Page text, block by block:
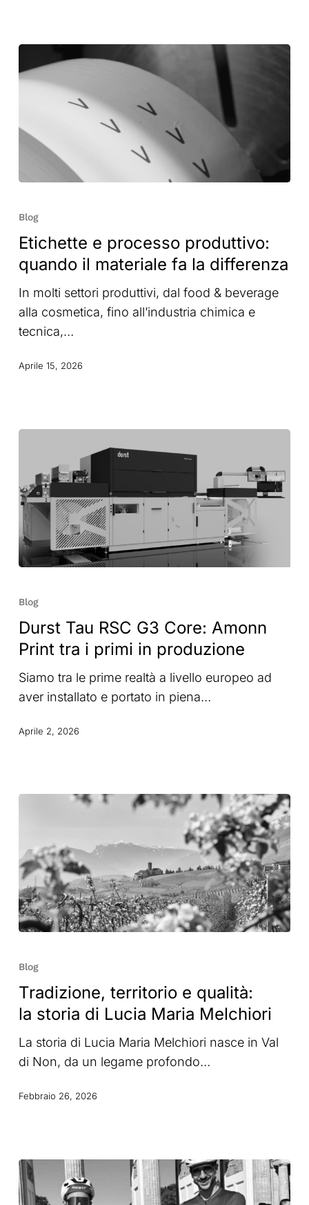
e
produttivo:
quando
il
materiale
fa
differenza
Blog
Etichette e processo produttivo:
quando il materiale fa la differenza
In molti settori produttivi, dal food & beverage
alla cosmetica, fino all’industria chimica e
tecnica,…
Aprile 15, 2026
Tau
G3
Core:
Amonn
Print
i
Blog
Durst Tau RSC G3 Core: Amonn
Print tra i primi in produzione
Siamo tra le prime realtà a livello europeo ad
aver installato e portato in piena…
Aprile 2, 2026
territorio
qualità:
la
storia
di
Maria
Blog
Tradizione, territorio e qualità:
la storia di Lucia Maria Melchiori
La storia di Lucia Maria Melchiori nasce in Val
di Non, da un legame profondo…
Febbraio 26, 2026